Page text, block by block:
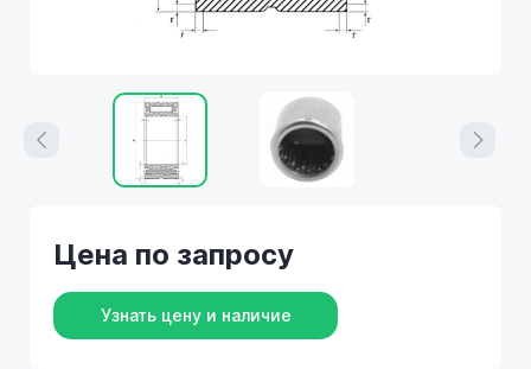
Цена по запросу
Узнать цену и наличие